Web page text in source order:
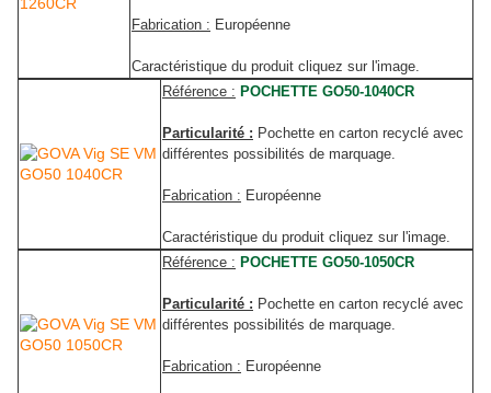
Fabrication : Européenne
Caractéristique du produit cliquez sur l'image.
Référence : POCHETTE GO50-1040CR
Particularité : Pochette en carton recyclé avec
différentes possibilités de marquage.
Fabrication : Européenne
Caractéristique du produit cliquez sur l'image.
Référence : POCHETTE GO50-1050CR
Particularité : Pochette en carton recyclé avec
différentes possibilités de marquage.
Fabrication : Européenne